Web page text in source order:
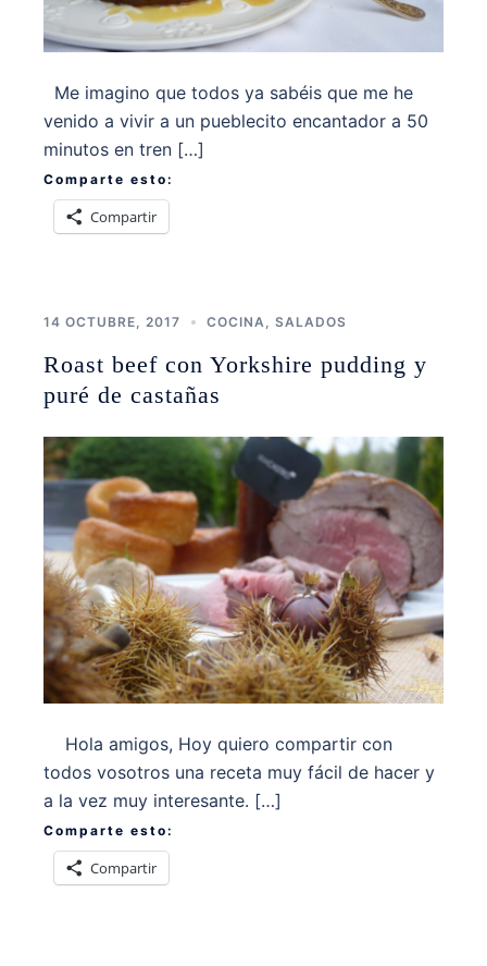
Me imagino que todos ya sabéis que me he
venido a vivir a un pueblecito encantador a 50
minutos en tren […]
Comparte esto:
Compartir
14 OCTUBRE, 2017 COCINA SALADOS
Roast beef con Yorkshire pudding y
puré de castañas
Hola amigos, Hoy quiero compartir con
todos vosotros una receta muy fácil de hacer y
a la vez muy interesante. […]
Comparte esto:
Compartir